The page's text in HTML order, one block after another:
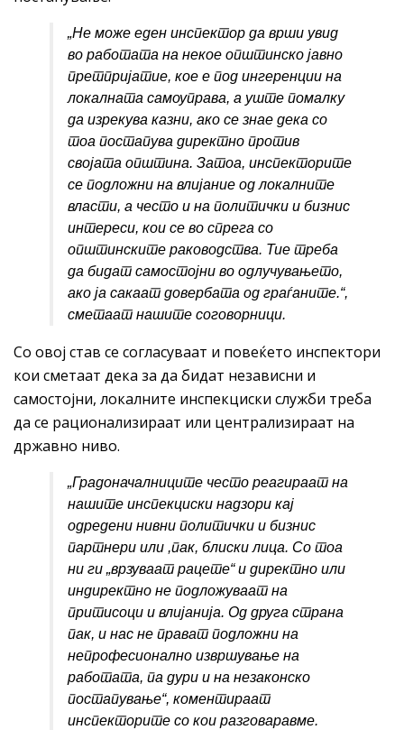
„Не може еден инспектор да врши увид
во работата на некое општинско јавно
претпријатие, кое е под ингеренции на
локалната самоуправа, а уште помалку
да изрекува казни, ако се знае дека со
тоа постапува директно против
својата општина. Затоа, инспекторите
се подложни на влијание од локалните
власти, а често и на политички и бизнис
интереси, кои се во спрега со
општинските раководства. Тие треба
да бидат самостојни во одлучувањето,
ако ја сакаат довербата од граѓаните.“,
сметаат нашите соговорници.
Со овој став се согласуваат и повеќето инспектори
кои сметаат дека за да бидат независни и
самостојни, локалните инспекциски служби треба
да се рационализираат или централизираат на
државно ниво.
„Градоначалниците често реагираат на
нашите инспекциски надзори кај
одредени нивни политички и бизнис
партнери или ,пак, блиски лица. Со тоа
ни ги „врзуваат рацете“ и директно или
индиректно не подложуваат на
притисоци и влијанија. Од друга страна
пак, и нас не прават подложни на
непрофесионално извршување на
работата, па дури и на незаконско
постапување“, коментираат
инспекторите со кои разговаравме.